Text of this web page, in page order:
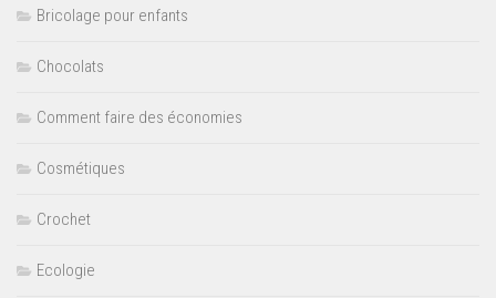
Bricolage pour enfants
Chocolats
Comment faire des économies
Cosmétiques
Crochet
Ecologie